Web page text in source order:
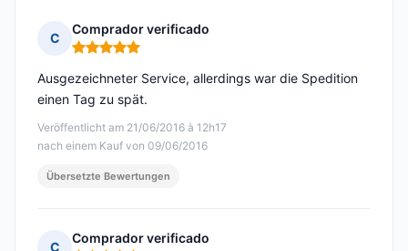
C
Comprador verificado
Hinweis: 5 von 5
Veröffentlicht am 21/06/2016 à 12h17
nach einem Kauf von 09/06/2016
Ausgezeichneter Service, allerdings war die Spedition
einen Tag zu spät.
Übersetzte Bewertungen
C
Comprador verificado